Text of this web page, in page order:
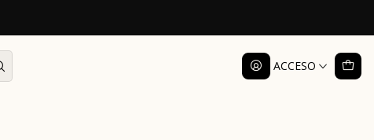
ACCESO